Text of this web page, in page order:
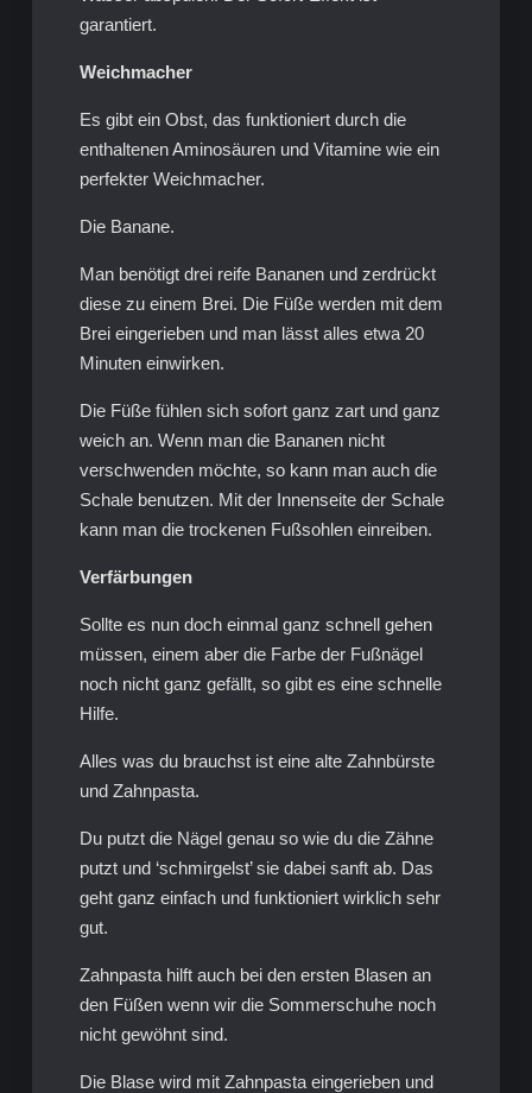
garantiert.
Weichmacher
Es gibt ein Obst, das funktioniert durch die
enthaltenen Aminosäuren und Vitamine wie ein
perfekter Weichmacher.
Die Banane.
Man benötigt drei reife Bananen und zerdrückt
diese zu einem Brei. Die Füße werden mit dem
Brei eingerieben und man lässt alles etwa 20
Minuten einwirken.
Die Füße fühlen sich sofort ganz zart und ganz
weich an. Wenn man die Bananen nicht
verschwenden möchte, so kann man auch die
Schale benutzen. Mit der Innenseite der Schale
kann man die trockenen Fußsohlen einreiben.
Verfärbungen
Sollte es nun doch einmal ganz schnell gehen
müssen, einem aber die Farbe der Fußnägel
noch nicht ganz gefällt, so gibt es eine schnelle
Hilfe.
Alles was du brauchst ist eine alte Zahnbürste
und Zahnpasta.
Du putzt die Nägel genau so wie du die Zähne
putzt und ‘schmirgelst’ sie dabei sanft ab. Das
geht ganz einfach und funktioniert wirklich sehr
gut.
Zahnpasta hilft auch bei den ersten Blasen an
den Füßen wenn wir die Sommerschuhe noch
nicht gewöhnt sind.
Die Blase wird mit Zahnpasta eingerieben und